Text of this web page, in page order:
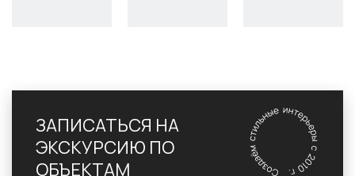
ЗАПИСАТЬСЯ НА
ЭКСКУРСИЮ ПО
ОБЪЕКТАМ